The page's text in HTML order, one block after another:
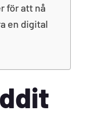
för att nå
en digital